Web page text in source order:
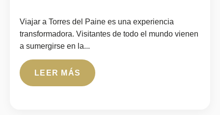
Viajar a Torres del Paine es una experiencia
transformadora. Visitantes de todo el mundo vienen
a sumergirse en la...
LEER MÁS